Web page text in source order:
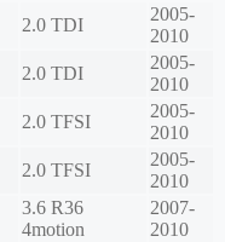
2.0 TDI
2005-
2010
2.0 TDI
2005-
2010
2.0 TFSI
2005-
2010
2.0 TFSI
2005-
2010
3.6 R36
4motion
2007-
2010